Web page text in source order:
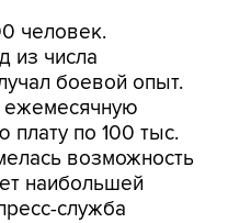
человек.
из числа
боевой опыт.
ежемесячную
плату по 100 тыс.
возможность
наибольшей
служба